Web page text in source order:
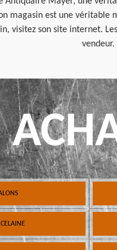
magasin est une
visitez son site internet.
vendeur.